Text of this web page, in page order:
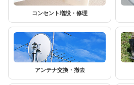
コンセント増設・修理
アンテナ交換・撤去